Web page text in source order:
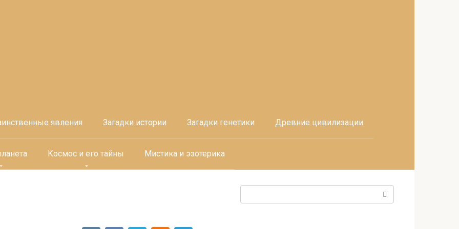
явления Загадки истории Загадки генетики Древние цивилизации
Космос и его тайны Мистика и эзотерика